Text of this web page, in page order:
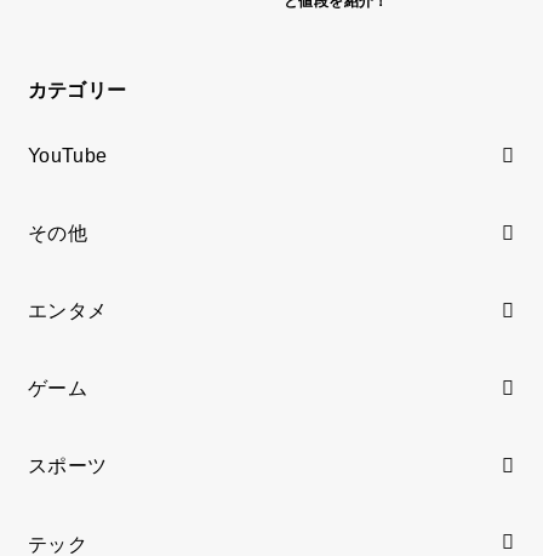
カテゴリー
YouTube
その他
エンタメ
ゲーム
スポーツ
テック